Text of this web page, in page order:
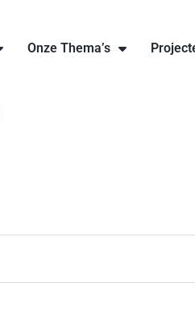
Onze Thema’s